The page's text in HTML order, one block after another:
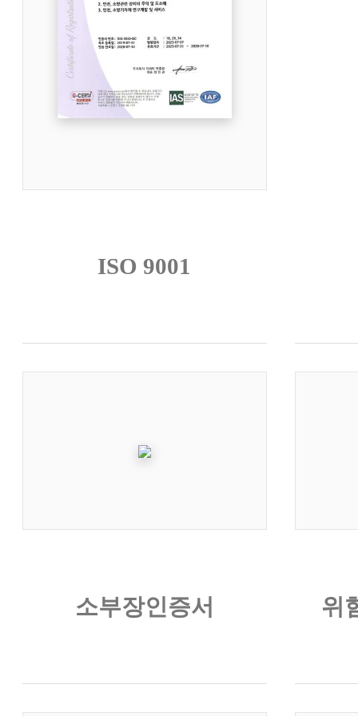
ISO 9001
소부장인증서 위